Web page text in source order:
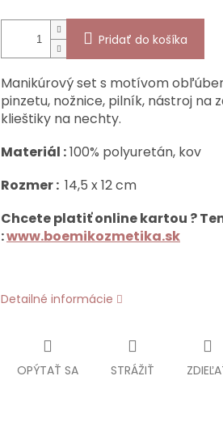
Pridať do košíka
Manikúrový set s motívom
pinzetu, nožnice, pilník, nástroj na
klieštiky na nechty.
Materiál :100% polyuretán, kov
Rozmer : 14,5 x 12 cm
Chcete platiť online kartou ?
:www.boemikozmetika.sk
Detailné informácie
OPÝTAŤ SA STRÁŽIŤ